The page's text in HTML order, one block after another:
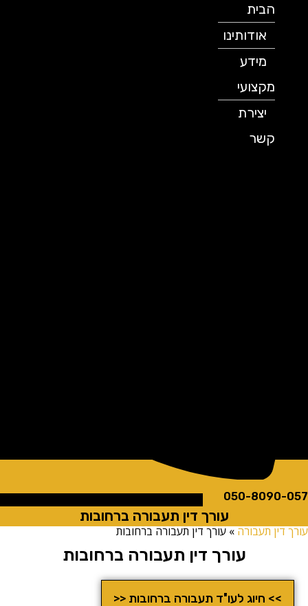
הבית
אודותינו
מידע
מקצועי
יצירת
קשר
050-
עורך דין תעבורה ברחובות
תעבורה»עורך דין תעבורה ברחובות
עורך דין תעבורה ברחובות
>> חיוג לעו"ד תעבורה ברחובות <<